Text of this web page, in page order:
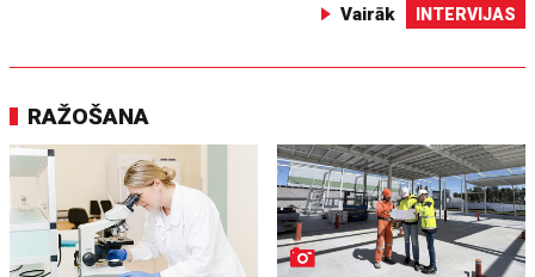
Vairāk INTERVIJAS
RAŽOŠANA